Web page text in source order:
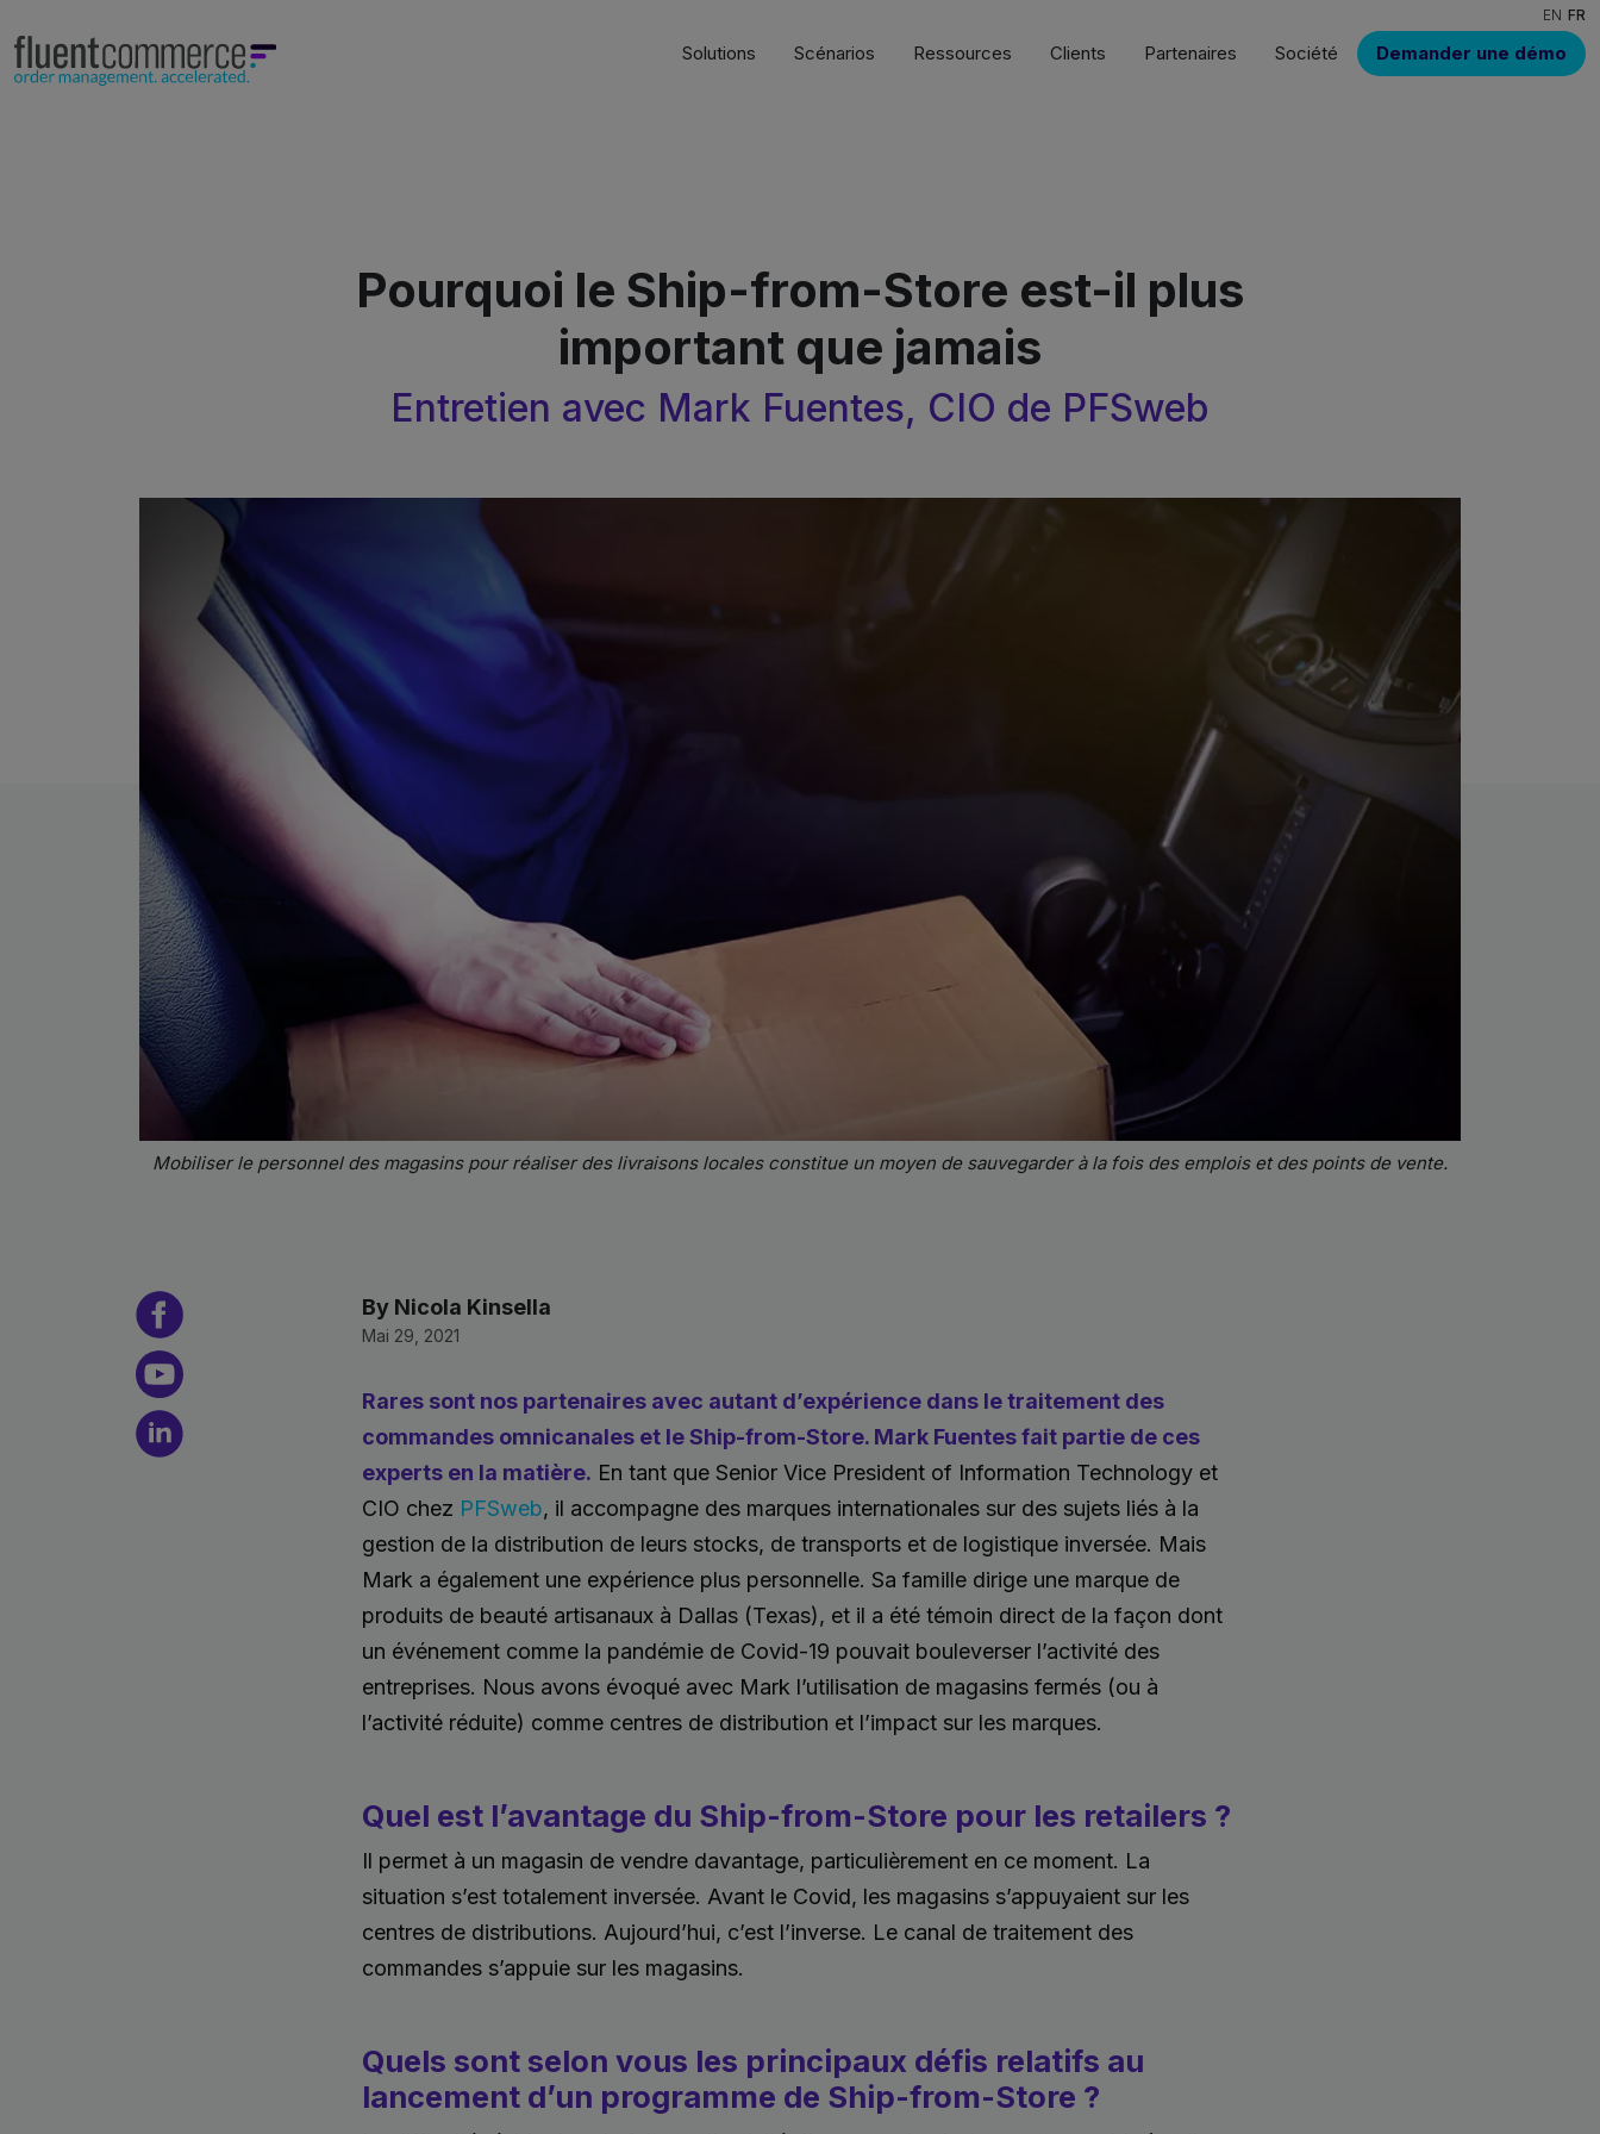
EN FR
Solutions Scénarios Ressources Clients Partenaires Société Demander une démo
Pourquoi le Ship-from-Store est-il plus
important que jamais
Entretien avec Mark Fuentes, CIO de PFSweb
Mobiliser le personnel des magasins pour réaliser des livraisons locales constitue un moyen de sauvegarder à la fois des emplois et des points de vente.
By Nicola Kinsella
Mai 29, 2021
Rares sont nos partenaires avec autant d’expérience dans le traitement des
commandes omnicanales et le Ship-from-Store. Mark Fuentes fait partie de ces
experts en la matière. En tant que Senior Vice President of Information Technology et
CIO chez PFSweb, il accompagne des marques internationales sur des sujets liés à la
gestion de la distribution de leurs stocks, de transports et de logistique inversée. Mais
Mark a également une expérience plus personnelle. Sa famille dirige une marque de
produits de beauté artisanaux à Dallas (Texas), et il a été témoin direct de la façon dont
un événement comme la pandémie de Covid-19 pouvait bouleverser l’activité des
entreprises. Nous avons évoqué avec Mark l’utilisation de magasins fermés (ou à
l’activité réduite) comme centres de distribution et l’impact sur les marques.
Quel est l’avantage du Ship-from-Store pour les retailers ?
Il permet à un magasin de vendre davantage, particulièrement en ce moment. La
situation s’est totalement inversée. Avant le Covid, les magasins s’appuyaient sur les
centres de distributions. Aujourd’hui, c’est l’inverse. Le canal de traitement des
commandes s’appuie sur les magasins.
Quels sont selon vous les principaux défis relatifs au
lancement d’un programme de Ship-from-Store ?